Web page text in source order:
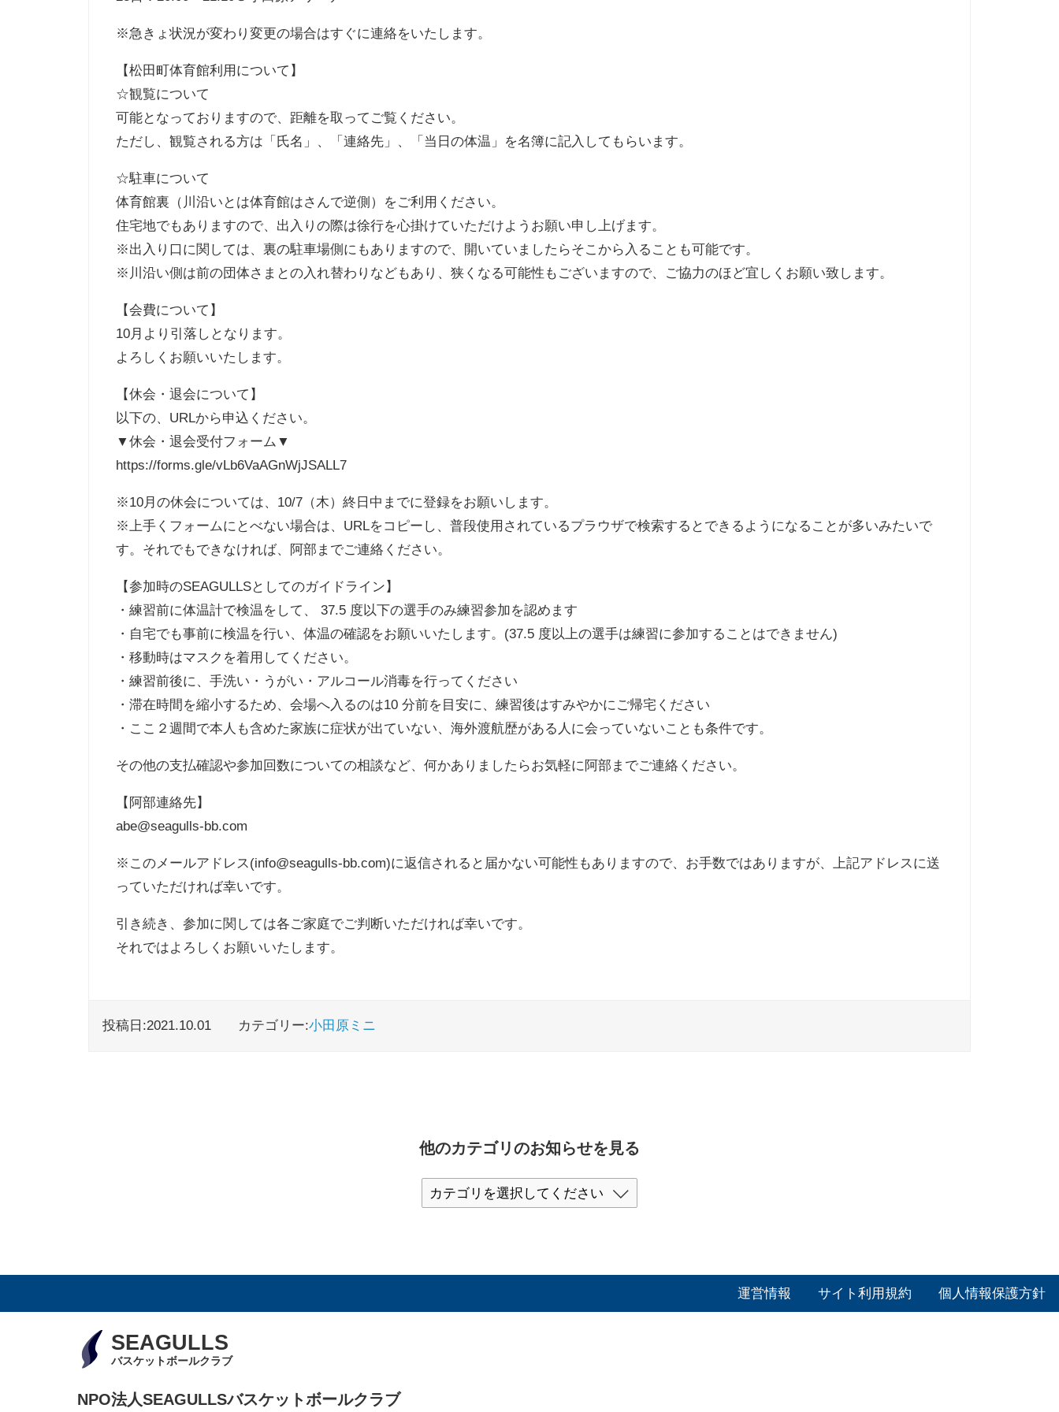
※急きょ状況が変わり変更の場合はすぐに連絡をいたします。
【松田町体育館利用について】
☆観覧について
可能となっておりますので、距離を取ってご覧ください。
ただし、観覧される方は「氏名」、「連絡先」、「当日の体温」を名簿に記入してもらいます。
☆駐車について
体育館裏（川沿いとは体育館はさんで逆側）をご利用ください。
住宅地でもありますので、出入りの際は徐行を心掛けていただけようお願い申し上げます。
※出入り口に関しては、裏の駐車場側にもありますので、開いていましたらそこから入ることも可能です。
※川沿い側は前の団体さまとの入れ替わりなどもあり、狭くなる可能性もございますので、ご協力のほど宜しくお願い致します。
【会費について】
10月より引落しとなります。
よろしくお願いいたします。
【休会・退会について】
以下の、URLから申込ください。
▼休会・退会受付フォーム▼
https://forms.gle/vLb6VaAGnWjJSALL7
※10月の休会については、10/7（木）終日中までに登録をお願いします。
※上手くフォームにとべない場合は、URLをコピーし、普段使用されているプラウザで検索するとできるようになることが多いみたいで
す。それでもできなければ、阿部までご連絡ください。
【参加時のSEAGULLSとしてのガイドライン】
・練習前に体温計で検温をして、 37.5 度以下の選手のみ練習参加を認めます
・自宅でも事前に検温を行い、体温の確認をお願いいたします。(37.5 度以上の選手は練習に参加することはできません)
・移動時はマスクを着用してください。
・練習前後に、手洗い・うがい・アルコール消毒を行ってください
・滞在時間を縮小するため、会場へ入るのは10 分前を目安に、練習後はすみやかにご帰宅ください
・ここ２週間で本人も含めた家族に症状が出ていない、海外渡航歴がある人に会っていないことも条件です。
その他の支払確認や参加回数についての相談など、何かありましたらお気軽に阿部までご連絡ください。
【阿部連絡先】
abe@seagulls-bb.com
※このメールアドレス(info@seagulls-bb.com)に返信されると届かない可能性もありますので、お手数ではありますが、上記アドレスに送
っていただければ幸いです。
引き続き、参加に関しては各ご家庭でご判断いただければ幸いです。
それではよろしくお願いいたします。
投稿日:2021.10.01 カテゴリー:小田原ミニ
他のカテゴリのお知らせを見る
運営情報 サイト利用規約 個人情報保護方針
SEAGULLS
バスケットボールクラブ
NPO法人SEAGULLSバスケットボールクラブ